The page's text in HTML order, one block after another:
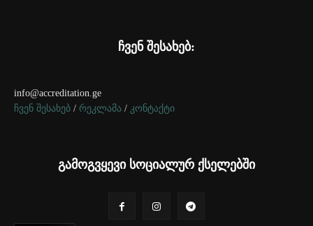
ჩვენ შესახებ:
info@accreditation.ge
ჩვენ შესახებ / რეკლამა / კონტაქტი
გამოგვყევი სოციალურ ქსელებში